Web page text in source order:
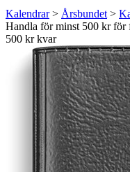
Kalendrar> Årsbundet >
Handla för minst 500 kr för
500 kr kvar